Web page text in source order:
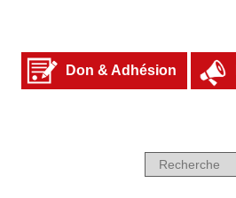
Don & Adhésion